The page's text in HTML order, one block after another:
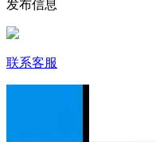
发布信息
联系客服